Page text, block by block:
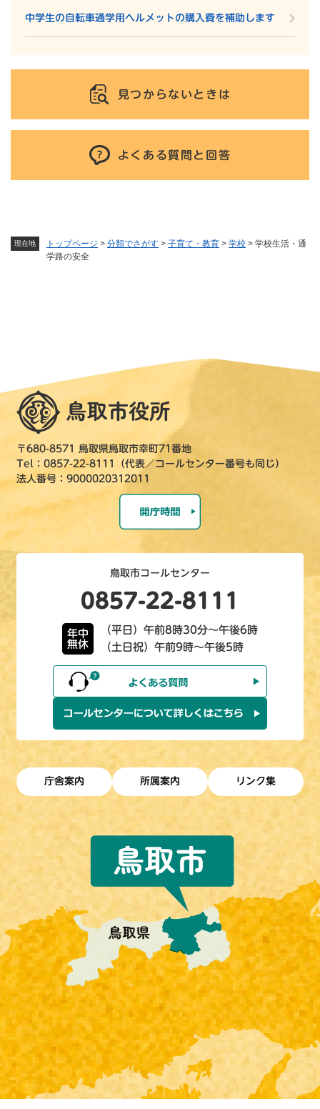
現在地 トップページ > 分類でさがす > 子育て・教育 > 学校 > 学校生活・通
学路の安全
中学生の自転車通学用ヘルメットの購入費を補助します
見つからないときは
よくある質問と回答
〒680-8571 鳥取県鳥取市幸町71番地
Tel：0857-22-8111（代表／コールセンター番号も同じ）
法人番号：9000020312011
鳥取市コールセンター
0857-22-8111
年中
無休
（平日）午前8時30分～午後6時
（土日祝）午前9時～午後5時
庁舎案内 所属案内 リンク集